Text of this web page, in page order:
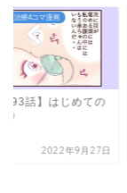
妊治療4コマ漫画
393話】はじめての
②
2022年9月27日